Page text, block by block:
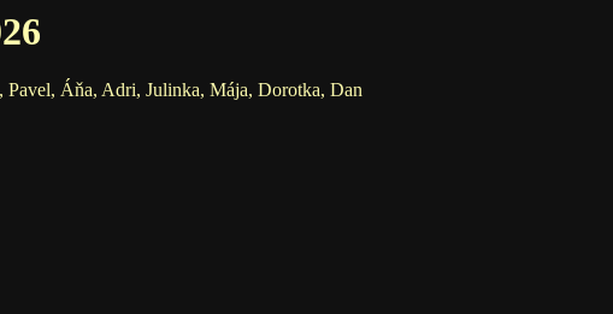
Pavel, Áňa, Adri, Julinka, Mája, Dorotka, Dan